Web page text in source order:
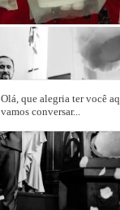
Olá, que alegria ter você
vamos conversar...